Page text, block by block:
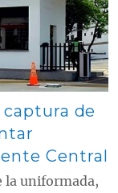
de
Central
la uniformada,